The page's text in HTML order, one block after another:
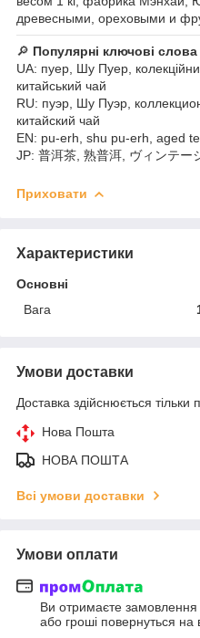
древесными, ореховыми и
🔎 Популярні ключові слова
UA: пуер, Шу Пуер,
китайський чай
RU: пуэр, Шу Пуэр,
китайский чай
EN: pu-erh, shu pu-erh, aged
JP: 普洱茶, 熟普洱, ヴィンテー
Приховати
Характеристики
Основні
Вага
Умови доставки
Доставка здійснюється тільки
Нова Пошта
НОВА ПОШТА
Всі умови доставки
Умови оплати
Ви отримаєте замовлення
або гроші повернуться на